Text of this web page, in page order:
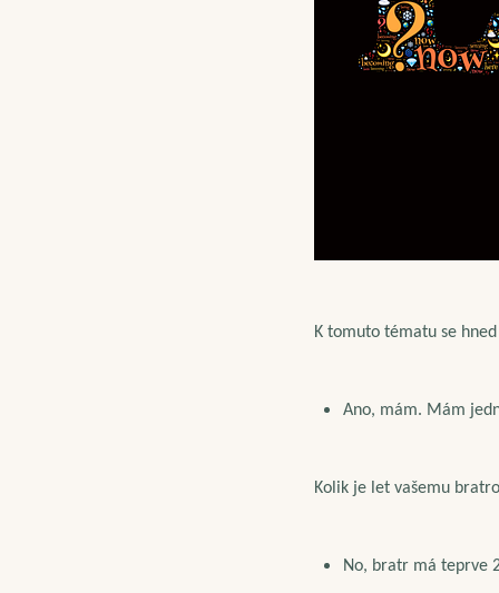
K tomuto tématu se
Ano, mám. Mám
Kolik je let vašemu
No, bratr má teprve